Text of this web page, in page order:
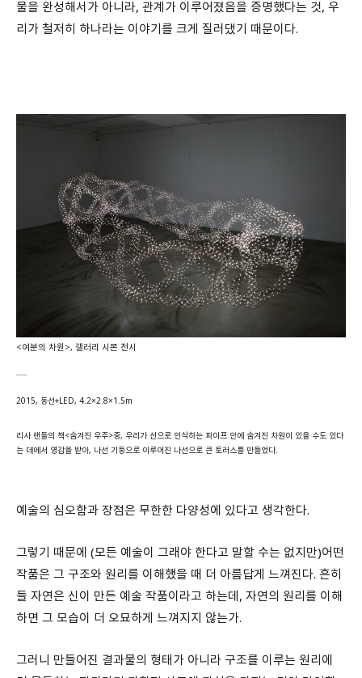
물을 완성해서가 아니라, 관계가 이루어졌음을 증명했다는 것, 우
리가 철저히 하나라는 이야기를 크게 질러댔기 때문이다.
<여분의 차원>, 갤러리 시몬 전시
2015, 동선+LED, 4.2×2.8×1.5m
리사 랜들의 책<숨겨진 우주>중, 우리가 선으로 인식하는 파이프 안에 숨겨진 차원이 있을 수도 있다
는 데에서 영감을 받아, 나선 기둥으로 이루어진 나선으로 큰 토러스를 만들었다.
예술의 심오함과 장점은 무한한 다양성에 있다고 생각한다.
그렇기 때문에 (모든 예술이 그래야 한다고 말할 수는 없지만)어떤
작품은 그 구조와 원리를 이해했을 때 더 아름답게 느껴진다. 흔히
들 자연은 신이 만든 예술 작품이라고 하는데, 자연의 원리를 이해
하면 그 모습이 더 오묘하게 느껴지지 않는가.
그러니 만들어진 결과물의 형태가 아니라 구조를 이루는 원리에